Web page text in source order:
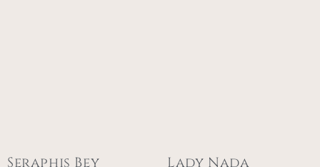
Seraphis Bey Lady Nada